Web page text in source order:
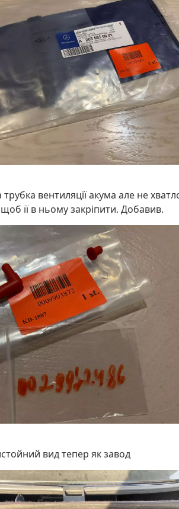
вентиляції акума але не
її в ньому закріпити. Добавив.
вид тепер як завод